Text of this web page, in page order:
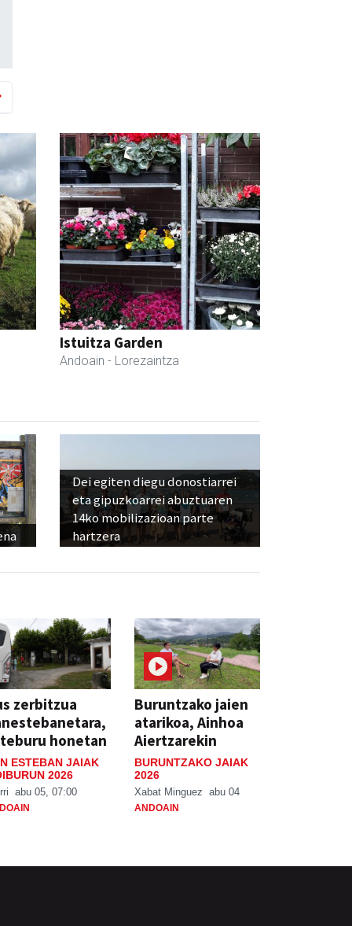
Istuitza Garden
Andoain - Lorezaintza
Dei egiten diegu donostiarrei
eta gipuzkoarrei abuztuaren
14ko mobilizazioan parte
hartzera
zerbitzua
honetan
ESTEBAN JAIAK
2026
abu 05, 07:00
Buruntzako jaien
atarikoa, Ainhoa
Aiertzarekin
BURUNTZAKO JAIAK
2026
Xabat Minguez abu 04
ANDOAIN